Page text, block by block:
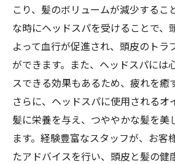
こり、髪のボリュームが減少するこ
な時にヘッドスパを受けることで、
よって血行が促進され、頭皮のトラ
ができます。また、ヘッドスパには
スできる効果もあるため、疲れを癒
さらに、ヘッドスパに使用されるオ
髪に栄養を与え、つややかな髪を美
ます。経験豊富なスタッフが、お客
たアドバイスを行い、頭皮と髪の健